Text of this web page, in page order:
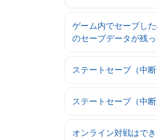
ゲーム内でセーブし
のセーブデータが残っ
ステートセーブ（中
ステートセーブ（中
オンライン対戦はでき